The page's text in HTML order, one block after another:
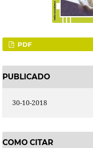
PDF
PUBLICADO
30-10-2018
COMO CITAR